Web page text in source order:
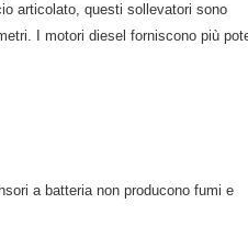
articolato, questi sollevatori sono
I motori diesel forniscono più
a batteria non producono fumi e